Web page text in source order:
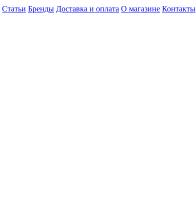
Статьи Бренды Доставка и оплата О магазине Контакты